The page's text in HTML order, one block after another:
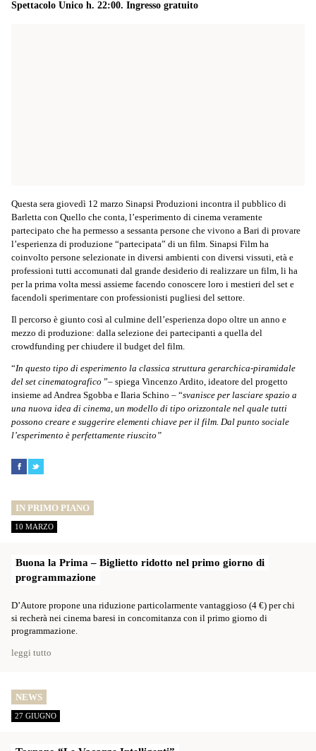
Spettacolo Unico h. 22:00. Ingresso gratuito
Questa sera giovedì 12 marzo Sinapsi Produzioni incontra il pubblico di
Barletta con Quello che conta, l’esperimento di cinema veramente
partecipato che ha permesso a sessanta persone che vivono a Bari di provare
l’esperienza di produzione “partecipata” di un film. Sinapsi Film ha
coinvolto persone selezionate in diversi ambienti con diversi vissuti, età e
professioni tutti accomunati dal grande desiderio di realizzare un film, li ha
per la prima volta messi assieme facendo conoscere loro i mestieri del set e
facendoli sperimentare con professionisti pugliesi del settore.
Il percorso è giunto così al culmine dell’esperienza dopo oltre un anno e
mezzo di produzione: dalla selezione dei partecipanti a quella del
crowdfunding per chiudere il budget del film.
“In questo tipo di esperimento la classica struttura gerarchica-piramidale
del set cinematografico ”– spiega Vincenzo Ardito, ideatore del progetto
insieme ad Andrea Sgobba e Ilaria Schino – “svanisce per lasciare spazio a
una nuova idea di cinema, un modello di tipo orizzontale nel quale tutti
possono creare e suggerire elementi chiave per il film. Dal punto sociale
l’esperimento è perfettamente riuscito”
IN PRIMO PIANO
10 MARZO
Buona la Prima – Biglietto ridotto nel primo giorno di
programmazione
D’Autore propone una riduzione particolarmente vantaggioso (4 €) per chi
si recherà nei cinema baresi in concomitanza con il primo giorno di
programmazione.
leggi tutto
NEWS
27 GIUGNO